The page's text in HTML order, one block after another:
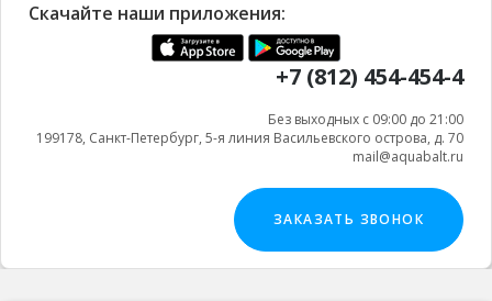
Скачайте наши приложения:
+7 (812) 454-454-4
Без выходных с 09:00 до 21:00
199178, Санкт-Петербург, 5-я линия Васильевского острова, д. 70
mail@aquabalt.ru
ЗАКАЗАТЬ ЗВОНОК